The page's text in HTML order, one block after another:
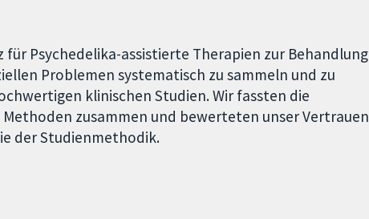
für Psychedelika-assistierte Therapien zur Behandlung
Problemen systematisch zu sammeln und zu
klinischen Studien. Wir fassten die
zusammen und bewerteten unser Vertrauen
der Studienmethodik.